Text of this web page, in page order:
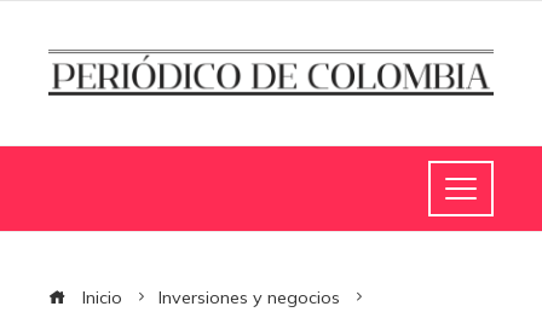
Inicio
Inversiones y negocios